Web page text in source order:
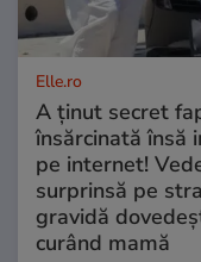
Elle.ro
A ținut secret
însărcinată însă
pe internet!
surprinsă pe
gravidă
curând mamă